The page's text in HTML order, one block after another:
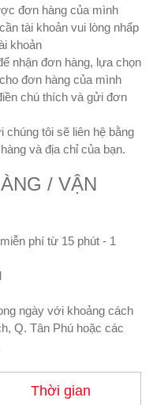
đơn hàng của mình
tài khoản vui lòng nhấp
khoản
nhận đơn hàng, lựa chọn
đơn hàng của mình
chú thích và gửi đơn
tôi sẽ liên hệ bằng
và địa chỉ của bạn.
/ VẬN
phí từ 15 phút - 1
ngày với khoảng cách
Q. Tân Phú hoặc các
Thời gian